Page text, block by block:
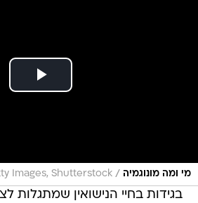
מי ומה מונוגמיה /
Images, Shutterstock
בגידות בחיי הנישואין שמתגלות